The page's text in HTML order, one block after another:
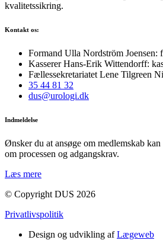
kvalitetssikring.
Kontakt os:
Formand Ulla Nordström Joensen:
Kasserer Hans-Erik Wittendorff:
Fællessekretariatet Lene Tilgreen
35 44 81 32
dus@urologi.dk
Indmeldelse
Ønsker du at ansøge om medlemskab
om processen og adgangskrav.
Læs mere
© Copyright DUS 2026
Privatlivspolitik
Design og udvikling afLægeweb